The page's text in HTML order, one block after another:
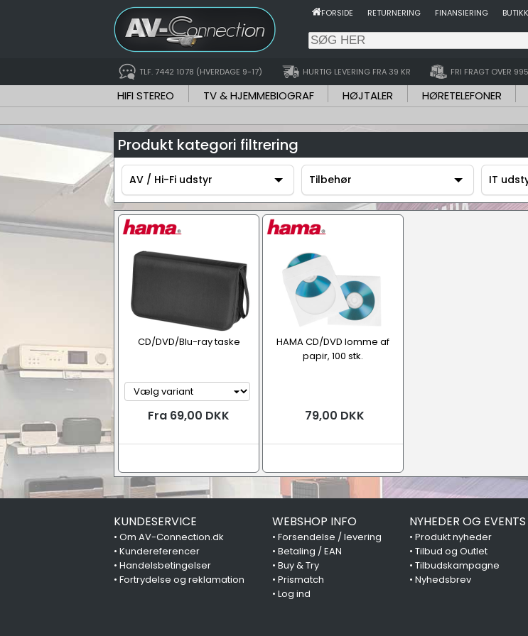
FORSIDE RETURNERING FINANSIERING
TLF. 7442 1078 (HVERDAGE 9-17) HURTIG LEVERING FRA 39 KR FRI FRAGT OVER
HIFI STEREO TV & HJEMMEBIOGRAF HØJTALER HØRETELEFONER
Produkt kategori filtrering
AV / Hi-Fi udstyr
AV / Hi-Fi udstyr
Tilbehør
Tilbehør
IT
CD/DVD/Blu-ray taske
Fra 69,00 DKK
HAMA CD/DVD lomme af
papir, 100 stk.
79,00 DKK
KUNDESERVICE
• Om AV-Connection.dk
• Kundereferencer
• Handelsbetingelser
• Fortrydelse og reklamation
WEBSHOP INFO
• Forsendelse / levering
• Betaling / EAN
• Buy & Try
• Prismatch
• Log ind
NYHEDER OG EVENTS
• Produkt nyheder
• Tilbud og Outlet
• Tilbudskampagne
• Nyhedsbrev